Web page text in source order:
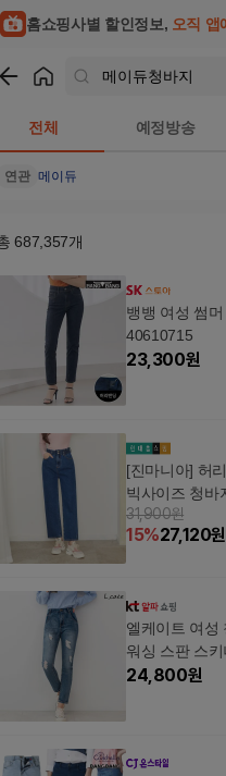
홈쇼핑사별 할인정보, 오직 앱
전체 예정방송
연관 메이듀
687,357개
뱅뱅 여성 썸
40610715
23,300원
[진마니아] 허
빅사이즈 청바
31,900원
15%27,120원
엘케이트 여성
워싱 스판 스키
24,800원